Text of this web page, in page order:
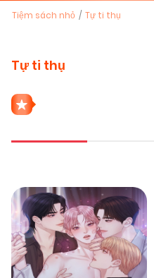
Tiệm sách nhỏ Tự ti thụ
Tự ti thụ